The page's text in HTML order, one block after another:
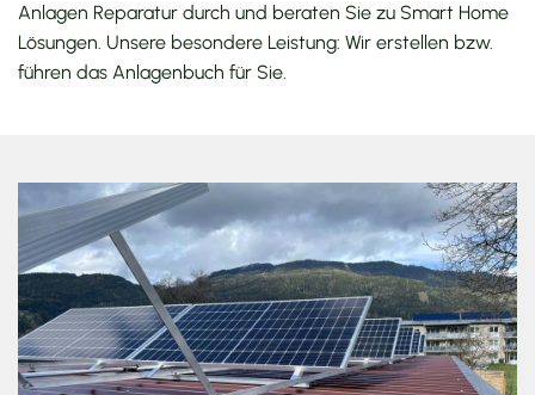
Anlagen Reparatur durch und beraten Sie zu Smart Home
Lösungen. Unsere besondere Leistung: Wir erstellen bzw.
führen das Anlagenbuch für Sie.